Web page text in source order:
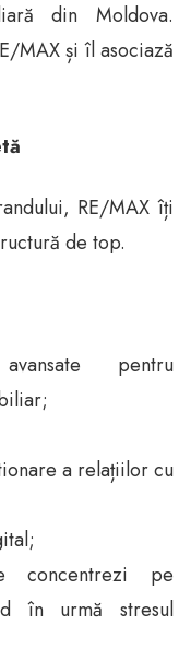
din Moldova.
MAX și îl asociază
RE/MAX îți
de top.
pentru
a relațiilor cu
pe
în urmă stresul